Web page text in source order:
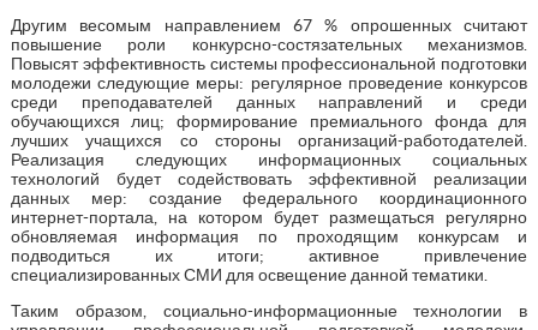
Другим весомым направлением 67 % опрошенных считают
повышение роли конкурсно-состязательных механизмов.
Повысят эффективность системы профессиональной подготовки
молодежи следующие меры: регулярное проведение конкурсов
среди преподавателей данных направлений и среди
обучающихся лиц; формирование премиального фонда для
лучших учащихся со стороны организаций-работодателей.
Реализация следующих информационных социальных
технологий будет содействовать эффективной реализации
данных мер: создание федерального координационного
интернет-портала, на котором будет размещаться регулярно
обновляемая информация по проходящим конкурсам и
подводиться их итоги; активное привлечение
специализированных СМИ для освещение данной тематики.
Таким образом, социально-информационные технологии в